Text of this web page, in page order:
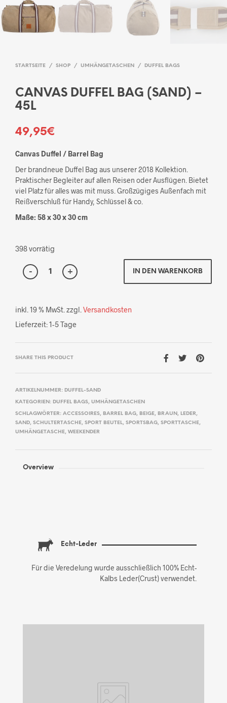
STARTSEITE / SHOP / UMHÄNGETASCHEN / DUFFEL BAGS
CANVAS DUFFEL BAG (SAND) –
45L
49,95€
Canvas Duffel / Barrel Bag
Der brandneue Duffel Bag aus unserer 2018 Kollektion.
Praktischer Begleiter auf allen Reisen oder Ausflügen. Bietet
viel Platz für alles was mit muss. Großzügiges Außenfach mit
Reißverschluß für Handy, Schlüssel & co.
Maße: 58 x 30 x 30 cm
398 vorrätig
IN DEN WARENKORB
inkl. 19 % MwSt. zzgl. Versandkosten
Lieferzeit:1-5 Tage
SHARE THIS PRODUCT
ARTIKELNUMMER: DUFFEL-SAND
KATEGORIEN: DUFFEL BAGS, UMHÄNGETASCHEN
SCHLAGWÖRTER: ACCESSOIRES, BARREL BAG, BEIGE, BRAUN , LEDER,
SAND, SCHULTERTASCHE, SPORT BEUTEL, SPORTSBAG, SPORTTASCHE,
UMHÄNGETASCHE, WEEKENDER
Overview
Echt-Leder
Für die Veredelung wurde ausschließlich 100% Echt-
Kalbs Leder(Crust) verwendet.